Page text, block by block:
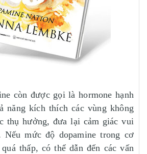
còn được gọi là hormone hạnh
năng kích thích các vùng không
thụ hưởng, đưa lại cảm giác vui
Nếu mức độ dopamine trong cơ
thấp, có thể dẫn đến các vấn